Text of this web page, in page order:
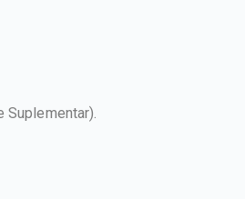
Suplementar).